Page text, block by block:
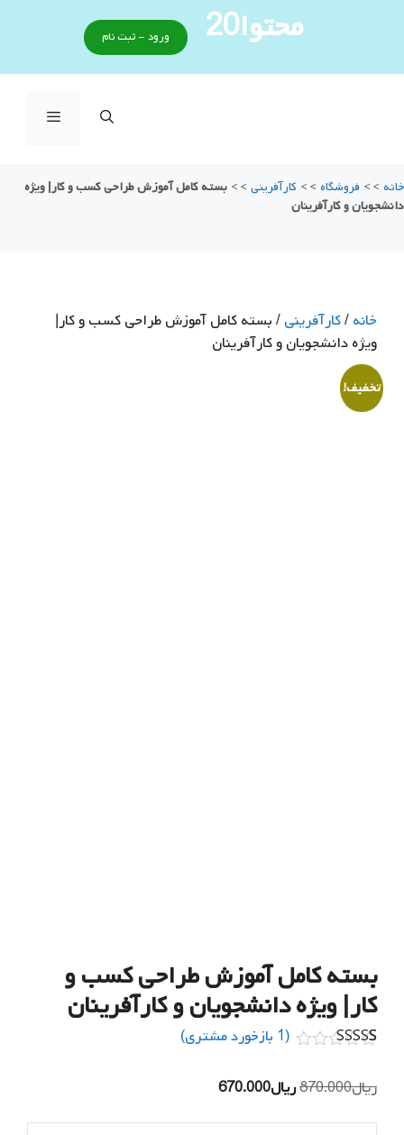
محتوا20 ورود - ثبت نام
خانه >> فروشگاه >> كارآفريني >> بسته کامل آموزش طراحی کسب و کار| ویژه
دانشجویان و کارآفرینان
خانه/كارآفريني/ بسته کامل آموزش طراحی کسب و کار|
ویژه دانشجویان و کارآفرینان
تخفیف!
بسته کامل آموزش طراحی کسب و
کار| ویژه دانشجویان و کارآفرینان
5.00از 5 در
امتیازدهی
(
1 بازخورد مشتری)
ریال870.000
قیمتریال670.000
قیمت